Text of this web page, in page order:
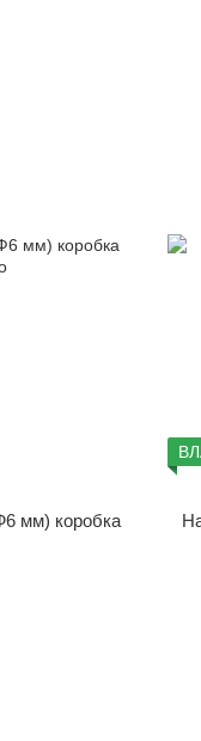
мм) коробка